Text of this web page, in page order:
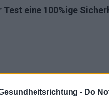
- Do
eine 100%ige